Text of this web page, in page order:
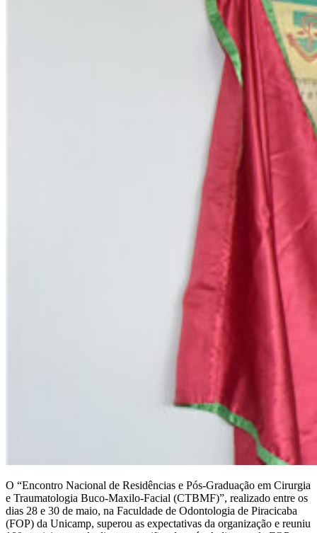
O “Encontro Nacional de Residências e Pós-Graduação em Cirurgia
e Traumatologia Buco-Maxilo-Facial (CTBMF)”, realizado entre os
dias 28 e 30 de maio, na Faculdade de Odontologia de Piracicaba
(FOP) da Unicamp, superou as expectativas da organização e reuniu